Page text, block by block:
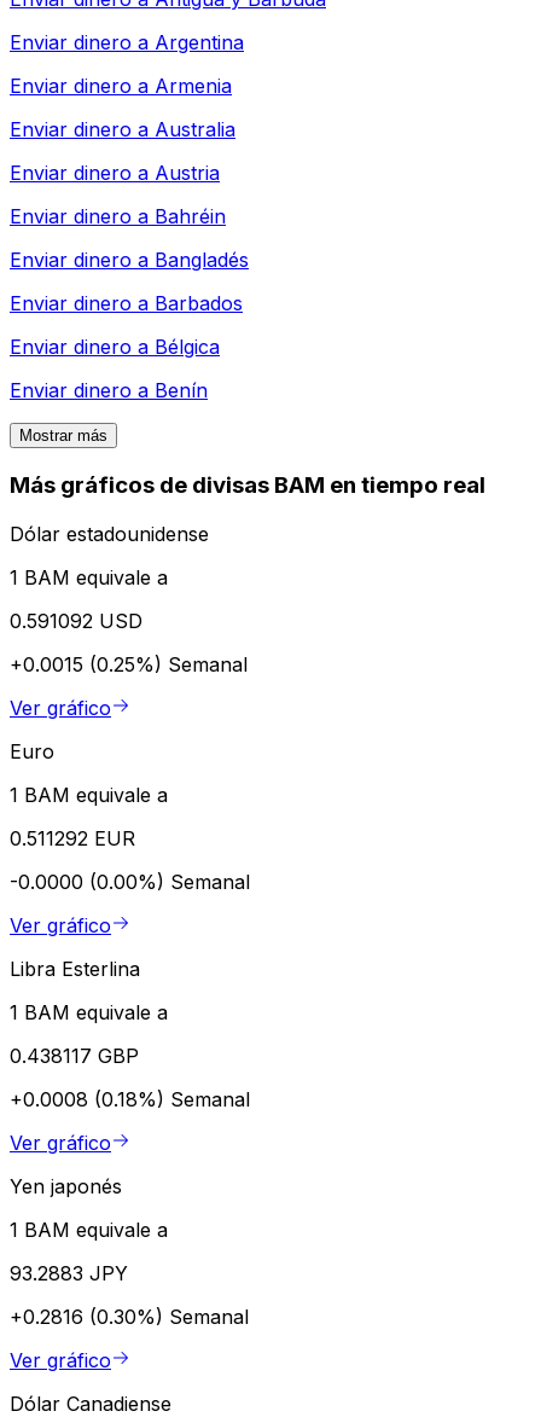
Enviar dinero a Argentina
Enviar dinero a Armenia
Enviar dinero a Australia
Enviar dinero a Austria
Enviar dinero a Bahréin
Enviar dinero a Bangladés
Enviar dinero a Barbados
Enviar dinero a Bélgica
Enviar dinero a Benín
Mostrar más
Más gráficos de divisas BAM en tiempo real
Dólar estadounidense
1 BAM equivale a
0.591092 USD
+0.0015 (0.25%) Semanal
Ver gráfico
Euro
1 BAM equivale a
0.511292 EUR
-0.0000 (0.00%) Semanal
Ver gráfico
Libra Esterlina
1 BAM equivale a
0.438117 GBP
+0.0008 (0.18%) Semanal
Ver gráfico
Yen japonés
1 BAM equivale a
93.2883 JPY
+0.2816 (0.30%) Semanal
Ver gráfico
Dólar Canadiense